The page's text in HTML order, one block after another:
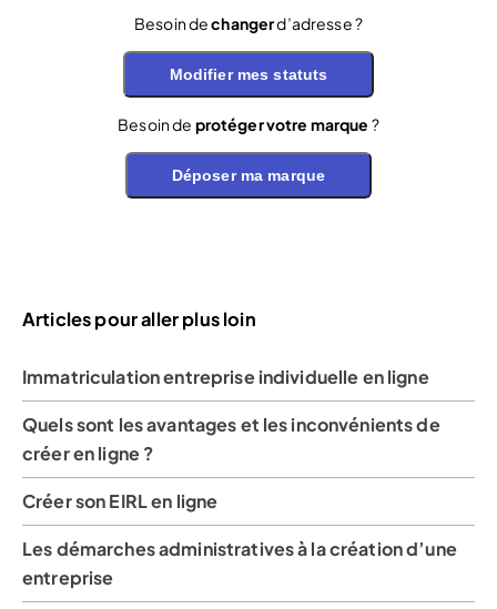
Besoin dechangerd’adresse ?
Modifier mes statuts
Besoin de protéger votre marque ?
Déposer ma marque
Articles pour aller plus loin
Immatriculation entreprise individuelle en ligne
Quels sont les avantages et les inconvénients de
créer en ligne ?
Créer son EIRL en ligne
Les démarches administratives à la création d’une
entreprise